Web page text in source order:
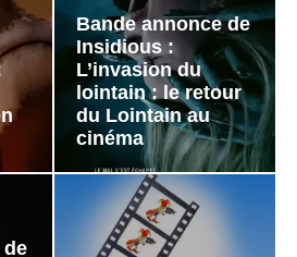
Bande annonce de
Insidious :
L’invasion du
lointain : le retour
du Lointain au
cinéma
de